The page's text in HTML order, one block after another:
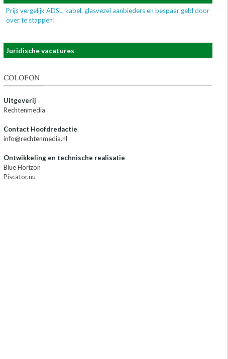
Prijs vergelijk ADSL, kabel, glasvezel aanbieders en bespaar geld door
over te stappen!
Juridische vacatures
COLOFON
Uitgeverij
Rechtenmedia
Contact Hoofdredactie
info@rechtenmedia.nl
Ontwikkeling en technische realisatie
Blue Horizon
Piscator.nu